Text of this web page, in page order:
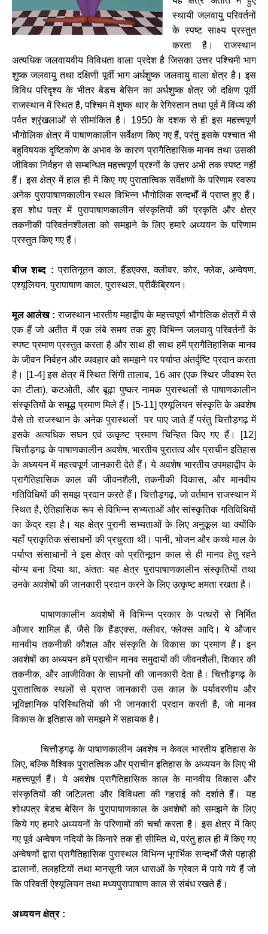
स्थायी जलवायु परिवर्तनों
के स्पष्ट साक्ष्य प्रस्तुत
करता
है।
राजस्थान
अत्यधिक जलवायवीय विविधता वाला प्रदेश है जिसका उत्तर पश्चिमी भाग
शुष्क जलवायु तथा दक्षिणी पूर्वी भाग अर्धशुष्क जलवायु वाला क्षेत्र है। इस
विविध परिदृश्य के भीतर बेडच बेसिन का अर्धशुष्क क्षेत्र जो दक्षिण पूर्वी
राजस्थान में स्थित है,पश्चिम में शुष्क थार के रेगिस्तान तथा पूर्व में विंध्य की
पर्वत श्रृंखलाओं से सीमांकित है। 1950 के दशक से ही इस महत्त्वपूर्ण
भौगोलिक क्षेत्र में पाषाणकालीन सर्वेक्षण किए गए हैं,परंतु इसके पश्चात भी
बहुविषयक दृष्टिकोण के अभाव के कारण प्रागैतिहासिक मानव तथा उसकी
जीविका निर्वहन से सम्बन्धित महत्त्वपूर्ण प्रश्नों के उत्तर अभी तक स्पष्ट नहीं
हैं। इस क्षेत्र में हाल ही में किए गए पुरातात्विक सर्वेक्षणों के परिणाम स्वरुप
अनेक पुरापाषाणकालीन स्थल विभिन्न भौगोलिक सन्दर्भों में प्राप्त हुए हैं।
इस शोध पत्र में पुरापाषाणकालीन संस्कृतियों की प्रकृति और क्षेत्र
तकनीकी परिवर्तनशीलता को समझने के लिए हमारे अध्ययन के परिणाम
प्रस्तुत किए गए हैं।
बीज शब्द : प्रातिनूतन काल,हैंडएक्स,क्लीवर,कोर,फ्लेक,अन्वेषण,
एश्यूलियन,पुरापाषाण काल,पुरास्थल,प्रीकैंब्रियन।
मूल आलेख : राजस्थान भारतीय महाद्वीप के महत्त्वपूर्ण भौगोलिक क्षेत्रों में से
एक हैं जो अतीत में एक लंबे समय तक हुए विभिन्न जलवायु परिवर्तनों के
स्पष्ट प्रमाण प्रस्तुत करता है और साथ ही साथ हमें प्रागैतिहासिक मानव
के जीवन निर्वहन और व्यवहार को समझने पर पर्याप्त अंतर्दृष्टि प्रदान करता
है।
[1-4]इस क्षेत्र में स्थित सिंगी तालाब, 16 आर(एक स्थिर जीवश्म रेत
का टीला),कटओती, और बूढ़ा पुष्कर नामक पुरास्थलों से पाषाणकालीन
संस्कृतियों के समृद्ध प्रमाण मिले हैं। [5-11]एश्यूलियन संस्कृति के अवशेष
वैसे तो राजस्थान के अनेक पुरास्थलों पर पाए जाते हैं परंतु चित्तौड़गढ़ में
इसके अत्यधिक सघन एवं उत्कृष्ट प्रमाण चिन्हित किए गए हैं। [12]
चित्तौड़गढ़ के पाषाणकालीन अवशेष, भारतीय पुरातत्व और प्राचीन इतिहास
के अध्ययन में महत्त्वपूर्ण जानकारी देते हैं। ये अवशेष भारतीय उपमहाद्वीप के
प्रागैतिहासिक काल की जीवनशैली,तकनीकी विकास,और मानवीय
गतिविधियों की समझ प्रदान करते हैं। चित्तौड़गढ़,जो वर्तमान राजस्थान में
स्थित है,ऐतिहासिक रूप से विभिन्न सभ्यताओं और सांस्कृतिक गतिविधियों
का केंद्र रहा है। यह क्षेत्र पुरानी सभ्यताओं के लिए अनुकूल था क्योंकि
यहाँ प्राकृतिक संसाधनों की प्रचुरता थी। पानी, भोजन और कच्चे माल के
पर्याप्त संसाधानों ने इस क्षेत्र को प्रतिनूतन काल से ही मानव हेतु रहने
योग्य बना दिया था, अंततः यह क्षेत्र पुरापाषाणकालीन संस्कृतियों तथा
उनके अवशेषों की जानकारी प्रदान करने के लिए उत्कृष्ट क्षमता रखता है।
पाषाणकालीन अवशेषों में विभिन्न प्रकार के पत्थरों से निर्मित
औजार शामिल हैं,जैसे कि हैंडएक्स,क्लीवर,फ्लेक्स आदि। ये औजार
मानवीय तकनीकी कौशल और संस्कृति के विकास का प्रमाण हैं।
इन
अवशेषों का अध्ययन हमें प्राचीन मानव समुदायों की जीवनशैली,शिकार की
तकनीक, और आजीविका के साधनों की जानकारी देता है। चित्तौड़गढ़ के
पुरातात्विक स्थलों से प्राप्त जानकारी उस काल के पर्यावरणीय और
भूविज्ञानिक परिस्थितियों की भी जानकारी प्रदान करती है,जो मानव
विकास के इतिहास को समझने में सहायक है।
चित्तौड़गढ़ के पाषाणकालीन अवशेष न केवल भारतीय इतिहास के
लिए,बल्कि वैश्विक पुरातत्विक और प्राचीन इतिहास के अध्ययन के लिए भी
महत्त्वपूर्ण हैं। ये अवशेष प्रागैतिहासिक काल के मानवीय विकास और
संस्कृतियों की जटिलता और विविधता की गहराई को दर्शाते हैं।
यह
शोधपत्र बेडच बेसिन के पुरापाषाणकाल के अवशेषों को समझने के लिए
किये गए हमारे अध्ययनों के परिणामों की चर्चा करता है। इस क्षेत्र में किए
गए पूर्व अन्वेषण नदियों के किनारे तक ही सीमित थे,परंतु हाल ही में किए गए
अन्वेषणों द्वारा प्रागैतिहासिक पुरास्थल विभिन्न भूगर्भिक सन्दर्भों जैसे पहाड़ी
ढालानों,तलहटियों तथा मानसूनी जल धाराओं के ग्रेवल में पाये गये हैं जो
कि परिवर्ती ऐश्यूलियन तथा मध्यपुरापाषाण काल से संबंध रखते हैं।
अध्ययन क्षेत्र :